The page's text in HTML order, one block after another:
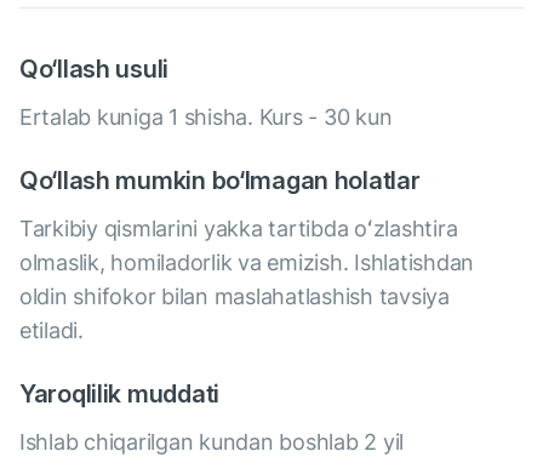
Qo‘llash usuli
Ertalab kuniga 1 shisha. Kurs - 30 kun
Qo‘llash mumkin bo‘lmagan holatlar
Tarkibiy qismlarini yakka tartibda oʻzlashtira
olmaslik, homiladorlik va emizish. Ishlatishdan
oldin shifokor bilan maslahatlashish tavsiya
etiladi.
Yaroqlilik muddati
Ishlab chiqarilgan kundan boshlab 2 yil